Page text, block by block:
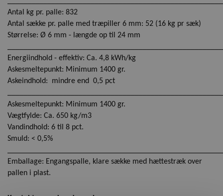
Antal kg pr. palle: 832
Antal sække pr. palle med træpiller 6 mm: 52 (16 kg pr sæk)
Størrelse: Ø 6 mm - længde op til 24 mm
Energiindhold - effektiv: Ca. 4,8 kWh/kg
Askesmeltepunkt: Minimum 1400 gr.
Askeindhold: mindre end 0,5 pct
Askesmeltepunkt: Minimum 1400 gr.
Vægtfylde: Ca. 650 kg/m3
Vandindhold: 6 til 8 pct.
Smuld: < 0,5%
Emballage: Engangspalle, klare sække med hættestræk over
pallen i plast.